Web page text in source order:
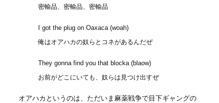
密輸品、密輸品、密輸品
I got the plug on Oaxaca (woah)
俺はオアハカの奴らとコネがあるんだぜ
They gonna find you that blocka (blaow)
お前がどこにいても、奴らは見つけ出すぜ
オアハカというのは、ただいま麻薬戦争で目下ギャングの